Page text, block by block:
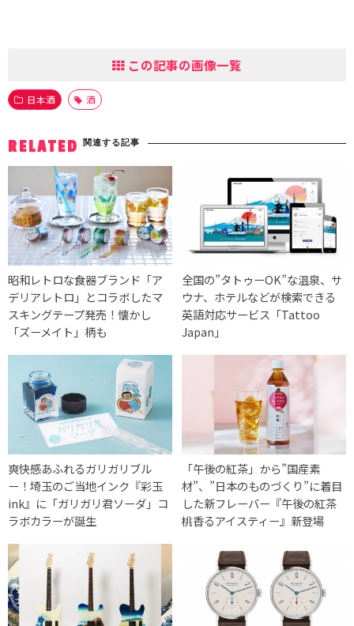
この記事の画像一覧
日本酒 酒
RELATED 関連する記事
昭和レトロな食器ブランド「ア
デリアレトロ」とコラボしたマ
スキングテープ発売！懐かし
「ズーメイト」柄も
全国の”タトゥーOK”な温泉、サ
ウナ、ホテルなどが検索できる
英語対応サービス「Tattoo
Japan」
爽快感あふれるガリガリブル
ー！埼玉のご当地インク『彩玉
ink』に「ガリガリ君ソーダ」コ
ラボカラーが誕生
「午後の紅茶」から”国産素
材”、”日本のものづくり”に着目
した新フレーバー『午後の紅茶
桃香るアイスティー』新登場